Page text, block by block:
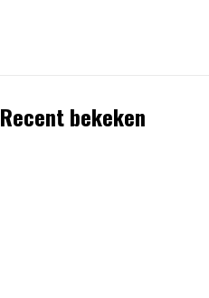
Recent bekeken